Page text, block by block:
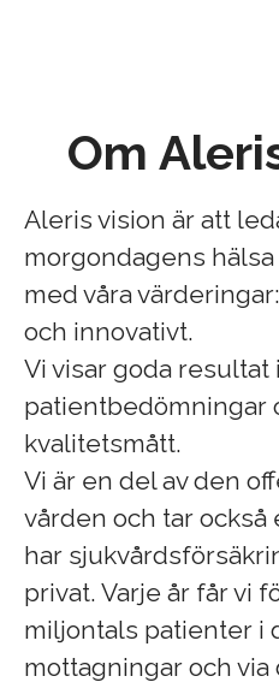
Om
Aleris vision är att
morgondagens
med våra
och innovativt.
Vi visar goda resultat
patientbedömningar
kvalitetsmått.
Vi är en del av den
vården och tar
har
privat. Varje år får vi
miljontals patienter i
mottagningar och via